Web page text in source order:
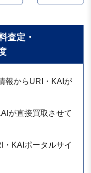
査定・
報からURI・KAIが
が直接買取させて
・KAIポータルサイ